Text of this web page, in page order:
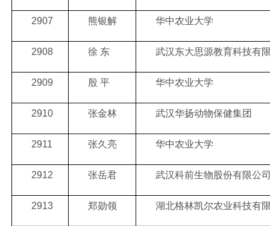
2907 熊银解 华中农业大学
2908 徐 东 武汉东大思源教育科技有
2909 殷 平 华中农业大学
2910 张金林 武汉华扬动物保健集团
2911 张久亮 华中农业大学
2912 张岳君 武汉科前生物股份有限公
2913 郑勋领 湖北格林凯尔农业科技有